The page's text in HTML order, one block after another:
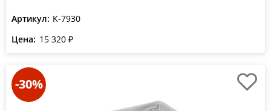
Артикул: K-7930
Цена: 15 320 ₽
-30%